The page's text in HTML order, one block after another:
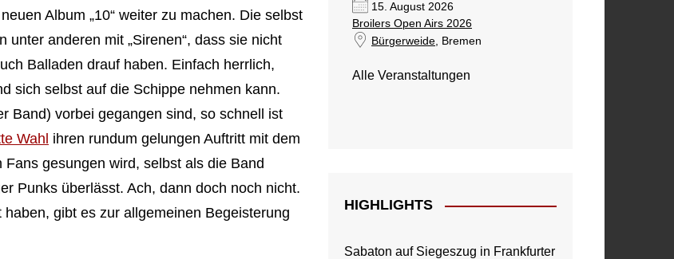
Album „10“ weiter zu machen. Die selbst
unter anderen mit „Sirenen“, dass sie nicht
Balladen drauf haben. Einfach herrlich,
sich selbst auf die Schippe nehmen kann.
Band) vorbei gegangen sind, so schnell ist
Wahl ihren rundum gelungen Auftritt mit dem
Fans gesungen wird, selbst als die Band
Punks überlässt. Ach, dann doch noch nicht.
gibt es zur allgemeinen Begeisterung
15. August 2026
Broilers Open Airs 2026
Bürgerweide, Bremen
Alle Veranstaltungen
HIGHLIGHTS
Sabaton auf Siegeszug in Frankfurter